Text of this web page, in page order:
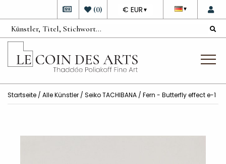
▼
DEVISE
€ EUR ▼
(0)
Startseite / Alle Künstler / Seiko TACHIBANA / Fern - Butterfly effect e-1